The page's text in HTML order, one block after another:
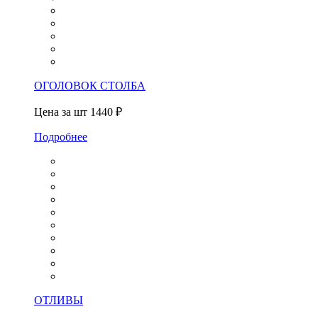
ОГОЛОВОК СТОЛБА
Цена за шт 1440 ₽
Подробнее
ОТЛИВЫ